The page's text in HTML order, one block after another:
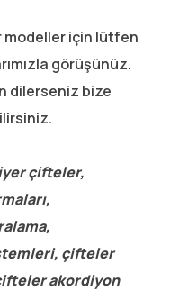
modeller için lütfen
görüşünüz.
dilerseniz bize
çifteler,
çifteler
akordiyon